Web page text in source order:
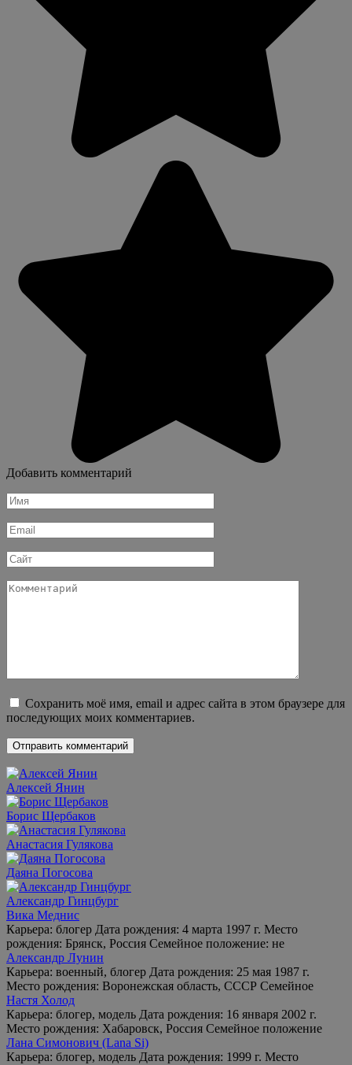
Добавить комментарий
Имя
*
Email
*
Сайт
Комментарий
Сохранить моё имя, email и адрес сайта в этом браузере для
последующих моих комментариев.
Алексей Янин
Борис Щербаков
Анастасия Гулякова
Даяна Погосова
Александр Гинцбург
Вика Меднис
Карьера: блогер Дата рождения: 4 марта 1997 г. Место
рождения: Брянск, Россия Семейное положение: не
Александр Лунин
Карьера: военный, блогер Дата рождения: 25 мая 1987 г.
Место рождения: Воронежская область, СССР Семейное
Настя Холод
Карьера: блогер, модель Дата рождения: 16 января 2002 г.
Место рождения: Хабаровск, Россия Семейное положение
Лана Симонович (Lana Si)
Карьера: блогер, модель Дата рождения: 1999 г. Место